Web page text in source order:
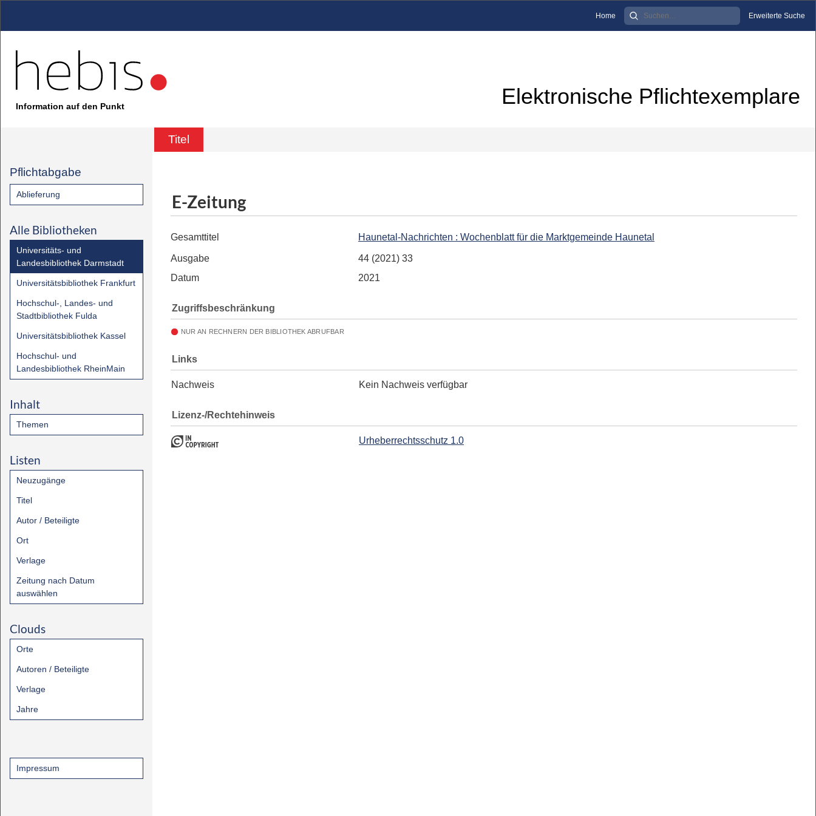
Home Erweiterte Suche
Information auf den Punkt Elektronische Pflichtexemplare
Titel
Pflichtabgabe
Ablieferung
Alle Bibliotheken
Universitäts- und
Landesbibliothek Darmstadt
Universitätsbibliothek Frankfurt
Hochschul-, Landes- und
Stadtbibliothek Fulda
Universitätsbibliothek Kassel
Hochschul- und
Landesbibliothek RheinMain
Inhalt
Themen
Listen
Neuzugänge
Titel
Autor / Beteiligte
Ort
Verlage
Zeitung nach Datum
auswählen
Clouds
Orte
Autoren / Beteiligte
Verlage
Jahre
Impressum
E-Zeitung
Gesamttitel Haunetal-Nachrichten : Wochenblatt für die Marktgemeinde Haunetal
Ausgabe
44 (2021) 33
Datum
2021
Zugriffsbeschränkung
NUR AN RECHNERN DER BIBLIOTHEK ABRUFBAR
Links
Nachweis Kein Nachweis verfügbar
Lizenz-/Rechtehinweis
Urheberrechtsschutz 1.0